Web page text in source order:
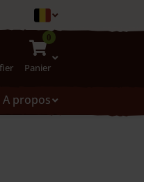
0
Panier
A propos